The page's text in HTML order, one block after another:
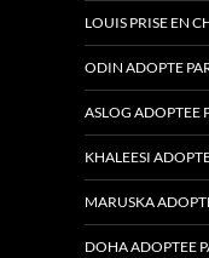
LOUIS PRISE EN
ODIN ADOPTE
ASLOG ADOPTEE
KHALEESI
MARUSKA
DOHA ADOPTEE